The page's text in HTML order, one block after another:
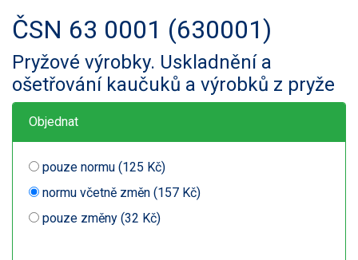
ČSN 63 0001 (630001)
Pryžové výrobky. Uskladnění a
ošetřování kaučuků a výrobků z pryže
Objednat
pouze normu (125 Kč)
normu včetně změn (157 Kč)
pouze změny (32 Kč)